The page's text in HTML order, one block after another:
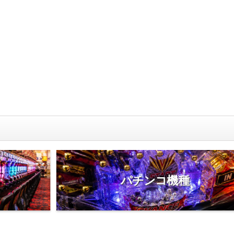
パチンコ機種